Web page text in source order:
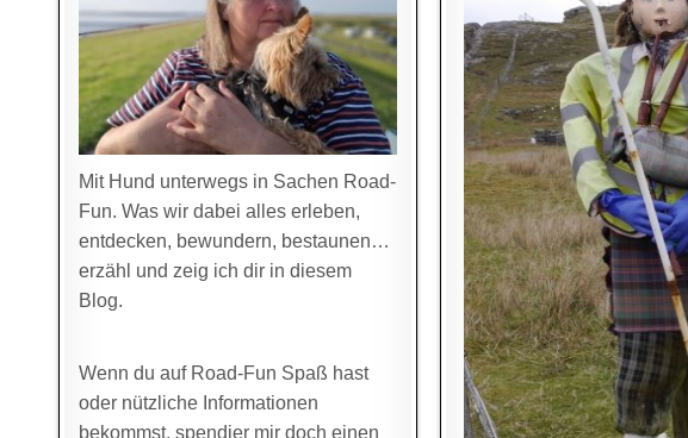
Mit Hund unterwegs in Sachen Road-
Fun. Was wir dabei alles erleben,
entdecken, bewundern, bestaunen…
erzähl und zeig ich dir in diesem
Blog.
Wenn du auf Road-Fun Spaß hast
oder nützliche Informationen
bekommst, spendier mir doch einen